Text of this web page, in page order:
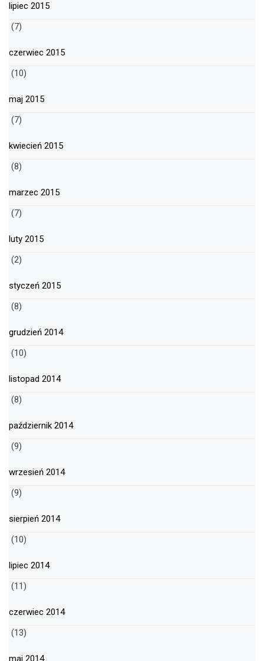
lipiec 2015
(7)
czerwiec 2015
(10)
maj 2015
(7)
kwiecień 2015
(8)
marzec 2015
(7)
luty 2015
(2)
styczeń 2015
(8)
grudzień 2014
(10)
listopad 2014
(8)
październik 2014
(9)
wrzesień 2014
(9)
sierpień 2014
(10)
lipiec 2014
(11)
czerwiec 2014
(13)
maj 2014